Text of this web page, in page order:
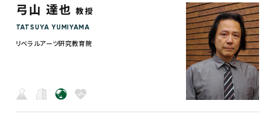
弓山 達也教授
TATSUYA YUMIYAMA
リベラルアーツ研究教育院